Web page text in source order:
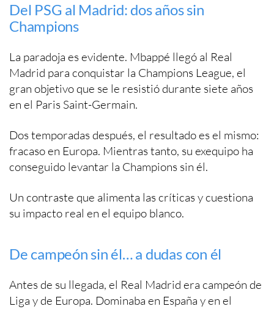
Del PSG al Madrid: dos años sin
Champions
La paradoja es evidente. Mbappé llegó al Real
Madrid para conquistar la Champions League, el
gran objetivo que se le resistió durante siete años
en el Paris Saint-Germain.
Dos temporadas después, el resultado es el mismo:
fracaso en Europa. Mientras tanto, su exequipo ha
conseguido levantar la Champions sin él.
Un contraste que alimenta las críticas y cuestiona
su impacto real en el equipo blanco.
De campeón sin él… a dudas con él
Antes de su llegada, el Real Madrid era campeón de
Liga y de Europa. Dominaba en España y en el